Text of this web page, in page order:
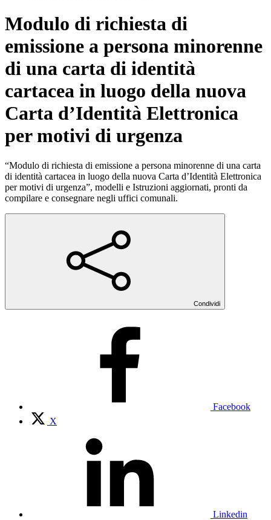
Modulo di richiesta di
emissione a persona minorenne
di una carta di identità
cartacea in luogo della nuova
Carta d’Identità Elettronica
per motivi di urgenza
“Modulo di richiesta di emissione a persona minorenne di una carta
di identità cartacea in luogo della nuova Carta d’Identità Elettronica
per motivi di urgenza”, modelli e Istruzioni aggiornati, pronti da
compilare e consegnare negli uffici comunali.
Condividi
Facebook
X
Linkedin